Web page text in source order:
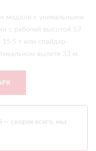
модели с уникальными
с рабочей высотой 57
т или спайдер-
вылете 33 м.
— скорее всего, мы